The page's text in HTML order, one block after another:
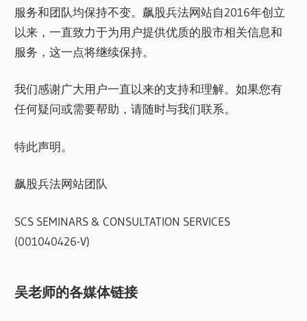
服务和团队均保持不变。飙股兵法网站自2016年创立
以来，一直致力于为用户提供优质的股市相关信息和
服务，这一点将继续保持。
我们感谢广大用户一直以来的支持和理解。如果您有
任何疑问或需要帮助，请随时与我们联系。
特此声明。
飙股兵法网站团队
SCS SEMINARS & CONSULTATION SERVICES
(001040426-V)
吴老师的各媒体链接